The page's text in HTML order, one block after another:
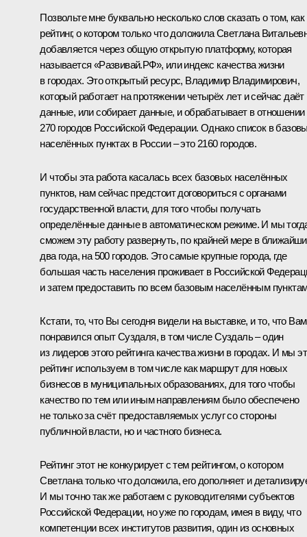
Позвольте мне буквально несколько слов сказать о том, как
рейтинг, о котором только что доложила Светлана
добавляется через общую открытую платформу, которая
называется «Развивай.РФ», или индекс качества жизни
в городах. Это открытый ресурс, Владимир Владимирович,
который работает на протяжении четырёх лет и сейчас даёт
данные, или собирает данные, и обрабатывает в отношении
270 городов Российской Федерации. Однако список в
населённых пунктах в России – это 2160 городов.
И чтобы эта работа касалась всех базовых населённых
пунктов, нам сейчас предстоит договориться с органами
государственной власти, для того чтобы получать
определённые данные в автоматическом режиме. И мы
сможем эту работу развернуть, по крайней мере в
два года, на 500 городов. Это самые крупные города, где
большая часть населения проживает в Российской
и затем предоставить по всем базовым населённым
Кстати, то, что Вы сегодня видели на выставке, и то, что Вам
понравился опыт Суздаля, в том числе Суздаль – один
из лидеров этого рейтинга качества жизни в городах. И мы
рейтинг используем в том числе как маршрут для новых
бизнесов в муниципальных образованиях, для того чтобы
качество по тем или иным направлениям было обеспечено
не только за счёт предоставляемых услуг со стороны
публичной власти, но и частного бизнеса.
Рейтинг этот не конкурирует с тем рейтингом, о котором
Светлана только что доложила, его дополняет и
И мы точно так же работаем с руководителями субъектов
Российской Федерации, но уже по городам, имея в виду, что
компетенции всех институтов развития, один из основных